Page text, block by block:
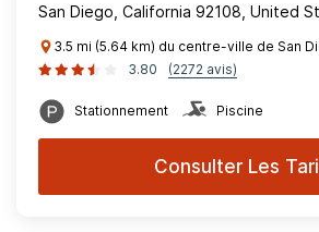
San Diego, California 92108, United
3.5 mi (5.64 km) du centre-ville de San
3.80
(2272 avis)
Stationnement Piscine
Consulter Les